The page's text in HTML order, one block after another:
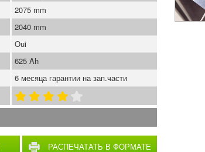
РАСПЕЧАТАТЬ В ФОРМАТЕ
2075 mm
2040 mm
Oui
625 Ah
6 месяца гарантии на зап.части